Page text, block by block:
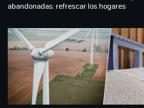
abandonadas: refrescar los hogares